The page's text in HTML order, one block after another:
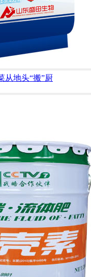
从地头“搬”厨